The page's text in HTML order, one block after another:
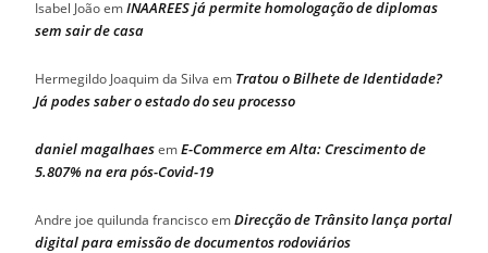
Isabel JoãoemINAAREES já permite homologação de diplomas
sem sair de casa
Hermegildo Joaquim da Silva em Tratou o Bilhete de Identidade?
Já podes saber o estado do seu processo
daniel magalhaesemE-Commerce em Alta: Crescimento de
5.807% na era pós-Covid-19
Andre joe quilunda franciscoemDirecção de Trânsito lança portal
digital para emissão de documentos rodoviários